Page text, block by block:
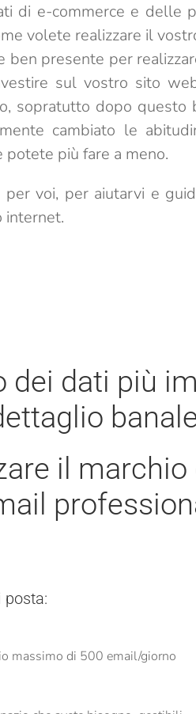
di e-commerce e delle
volete realizzare il
ben presente per
sul vostro sito
sopratutto dopo
cambiato le
potete più fare a meno.
voi, per aiutarvi e
internet.
dei dati più
il
massimo di 500 email/giorno